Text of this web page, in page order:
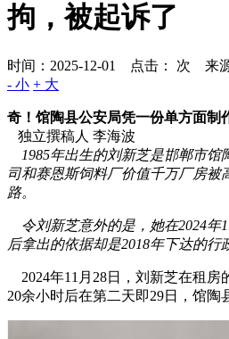
拘，被起诉了
时间：2025-12-01 点击： 次 来
- 小 + 大
奇！馆陶县公安局凭一份单方面制
独立撰稿人 李海波
1985年出生的刘新芝是邯郸市馆
司和赛恩斯饲料厂价值千万厂房
路。
令刘新芝意外的是，她在2024年
后拿出的依据却是2018年下达的行
2024年11月28日，刘新芝在租房
20余小时后在第二天即29日，馆